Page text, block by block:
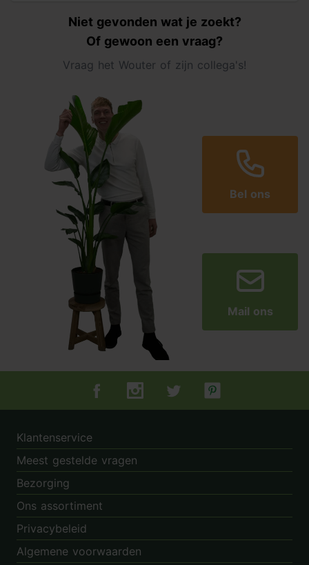
Niet gevonden wat je zoekt?
Of gewoon een vraag?
Vraag het Wouter of zijn collega's!
Bel ons
Mail ons
Tuincentrum.nl op Facebook
Tuincentrum.nl op Instagram
Tuincentrum.nl op Twitter
Tuincentrum.nl op
Klantenservice
Meest gestelde vragen
Bezorging
Ons assortiment
Privacybeleid
Algemene voorwaarden